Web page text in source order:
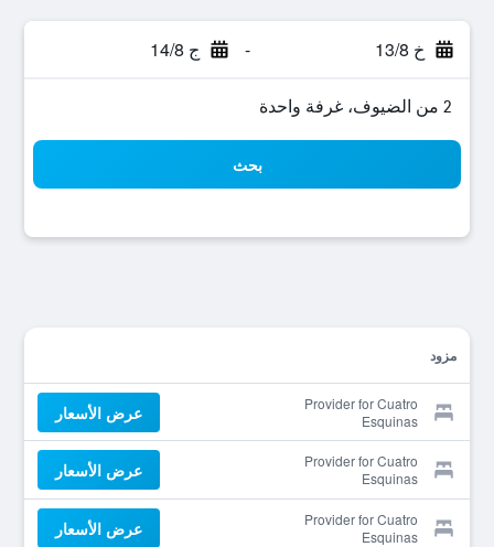
خ 13/8 - ج 14/8
2 من الضيوف، غرفة واحدة
بحث
مزود
Provider for Cuatro
Esquinas
عرض الأسعار
Provider for Cuatro
Esquinas
عرض الأسعار
Provider for Cuatro
Esquinas
عرض الأسعار